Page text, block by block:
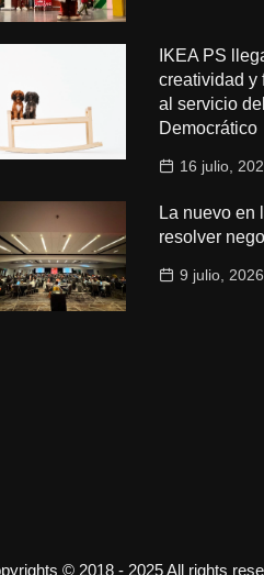
IKEA PS
creatividad y
al servicio
Democrático
16 julio,
La nuevo en
resolver
9 julio, 2026
© 2018 - 2025 All rights